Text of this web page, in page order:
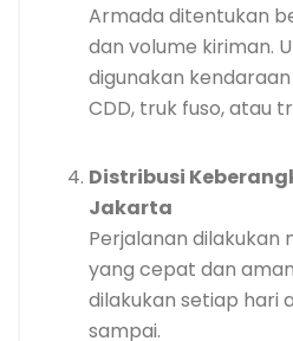
Armada ditentukan
dan volume kiriman.
digunakan
CDD, truk fuso, atau
Distribusi
Jakarta
Perjalanan dilakukan
yang cepat dan
dilakukan setiap hari
sampai.